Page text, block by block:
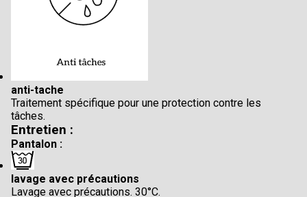
anti-tache
Traitement spécifique pour une protection contre les
tâches.
Entretien :
Pantalon :
lavage avec précautions
Lavage avec précautions. 30°C.